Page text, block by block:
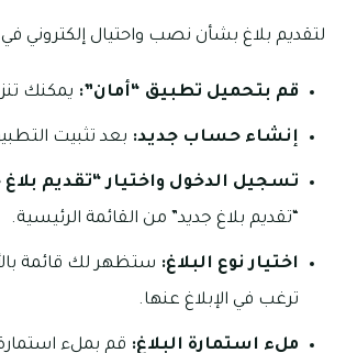
لتقديم بلاغ بشأن نصب واحتيال إلكتروني
قم بتحميل تطبيق “أمان”: يمكنك
إنشاء حساب جديد: بعد تثبيت
تسجيل الدخول واختيار “تقديم بلاغ
“تقديم بلاغ جديد” من القائمة الرئيسية.
اختيار نوع البلاغ: ستظهر لك قائمة
ترغب في الإبلاغ عنها.
ملء استمارة البلاغ: قم بملء